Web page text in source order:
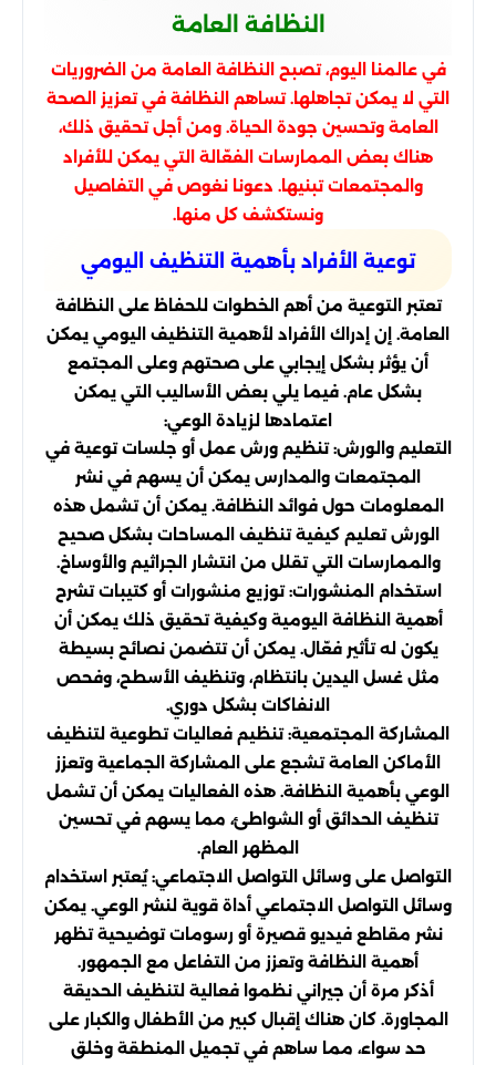
النظافة العامة
في عالمنا اليوم، تصبح النظافة العامة من الضروريات
التي لا يمكن تجاهلها. تساهم النظافة في تعزيز الصحة
العامة وتحسين جودة الحياة. ومن أجل تحقيق ذلك،
هناك بعض الممارسات الفعّالة التي يمكن للأفراد
والمجتمعات تبنيها. دعونا نغوص في التفاصيل
ونستكشف كل منها.
توعية الأفراد بأهمية التنظيف اليومي
تعتبر التوعية من أهم الخطوات للحفاظ على النظافة
العامة. إن إدراك الأفراد لأهمية التنظيف اليومي يمكن
أن يؤثر بشكل إيجابي على صحتهم وعلى المجتمع
بشكل عام. فيما يلي بعض الأساليب التي يمكن
اعتمادها لزيادة الوعي:
التعليم والورش: تنظيم ورش عمل أو جلسات توعية في
المجتمعات والمدارس يمكن أن يسهم في نشر
المعلومات حول فوائد النظافة. يمكن أن تشمل هذه
الورش تعليم كيفية تنظيف المساحات بشكل صحيح
والممارسات التي تقلل من انتشار الجراثيم والأوساخ.
استخدام المنشورات: توزيع منشورات أو كتيبات تشرح
أهمية النظافة اليومية وكيفية تحقيق ذلك يمكن أن
يكون له تأثير فعّال. يمكن أن تتضمن نصائح بسيطة
مثل غسل اليدين بانتظام، وتنظيف الأسطح، وفحص
الانفاكات بشكل دوري.
المشاركة المجتمعية: تنظيم فعاليات تطوعية لتنظيف
الأماكن العامة تشجع على المشاركة الجماعية وتعزز
الوعي بأهمية النظافة. هذه الفعاليات يمكن أن تشمل
تنظيف الحدائق أو الشواطئ، مما يسهم في تحسين
المظهر العام.
التواصل على وسائل التواصل الاجتماعي: يُعتبر استخدام
وسائل التواصل الاجتماعي أداة قوية لنشر الوعي. يمكن
نشر مقاطع فيديو قصيرة أو رسومات توضيحية تظهر
أهمية النظافة وتعزز من التفاعل مع الجمهور.
أذكر مرة أن جيراني نظموا فعالية لتنظيف الحديقة
المجاورة. كان هناك إقبال كبير من الأطفال والكبار على
حد سواء، مما ساهم في تجميل المنطقة وخلق